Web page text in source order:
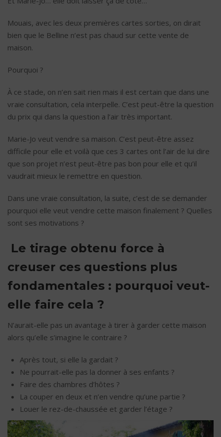
Mouais, avec les deux premières cartes sorties, on dirait
bien que le Belline n’est pas chaud sur cette vente de
maison.
Pourquoi ?
À ce stade, on n’en sait rien mais il est certain que dans une
vraie consultation, cela interpelle. C’est peut-être la question
du prix qui dans la question a l’air très important.
Marie-Jo veut vendre sa maison. C’est peut-être assez
difficile pour elle et voilà que ces 3 cartes ont l’air de lui dire
que son projet n’est peut-être pas bon pour elle et qu’il
vaudrait mieux le remettre en question.
Dans une vraie consultation, la suite, c’est de se demander
pourquoi elle veut vendre cette maison finalement ? Quelles
sont ses motivations ?
Le tirage obtenu force à
creuser ces questions plus
fondamentales : pourquoi veut-
elle faire cela ?
N’aurait-elle pas un avantage à tirer à garder cette maison
alors qu’elle s’imagine le contraire ?
Après tout, si elle la gardait ?
Ne pourrait-elle pas la donner à ses enfants ?
Faire des chambres d’hôtes ?
La couper en deux et n’en vendre qu’une partie ?
Louer le rez-de-chaussée et garder l’étage ?